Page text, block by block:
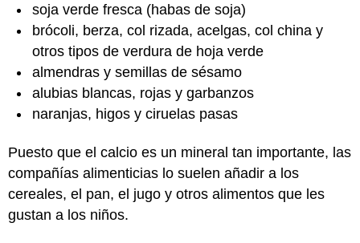
soja verde fresca (habas de soja)
brócoli, berza, col rizada, acelgas, col china y
otros tipos de verdura de hoja verde
almendras y semillas de sésamo
alubias blancas, rojas y garbanzos
naranjas, higos y ciruelas pasas
Puesto que el calcio es un mineral tan importante, las
compañías alimenticias lo suelen añadir a los
cereales, el pan, el jugo y otros alimentos que les
gustan a los niños.